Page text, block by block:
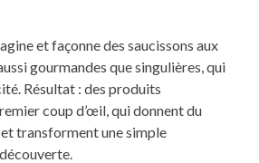
et façonne des saucissons aux
gourmandes que singulières, qui
Résultat : des produits
coup d’œil, qui donnent du
transforment une simple